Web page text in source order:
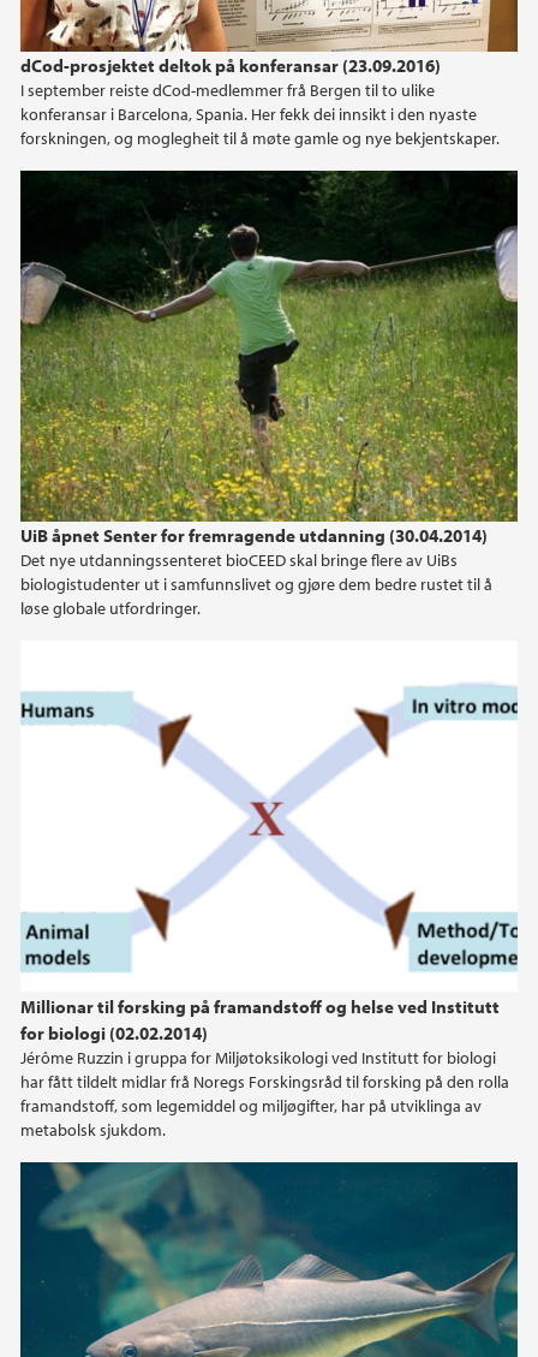
dCod-prosjektet deltok på konferansar (23.09.2016)
I september reiste dCod-medlemmer frå Bergen til to ulike
konferansar i Barcelona, Spania. Her fekk dei innsikt i den nyaste
forskningen, og moglegheit til å møte gamle og nye bekjentskaper.
UiB åpnet Senter for fremragende utdanning (30.04.2014)
Det nye utdanningssenteret bioCEED skal bringe flere av UiBs
biologistudenter ut i samfunnslivet og gjøre dem bedre rustet til å
løse globale utfordringer.
Millionar til forsking på framandstoff og helse ved Institutt
for biologi (02.02.2014)
Jérôme Ruzzin i gruppa for Miljøtoksikologi ved Institutt for biologi
har fått tildelt midlar frå Noregs Forskingsråd til forsking på den rolla
framandstoff, som legemiddel og miljøgifter, har på utviklinga av
metabolsk sjukdom.